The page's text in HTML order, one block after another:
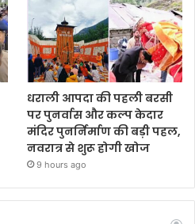
धराली आपदा की पहली बरसी
पर पुनर्वास और कल्प केदार
मंदिर पुनर्निर्माण की बड़ी पहल,
नवरात्र से शुरू होगी खोज
9 hours ago